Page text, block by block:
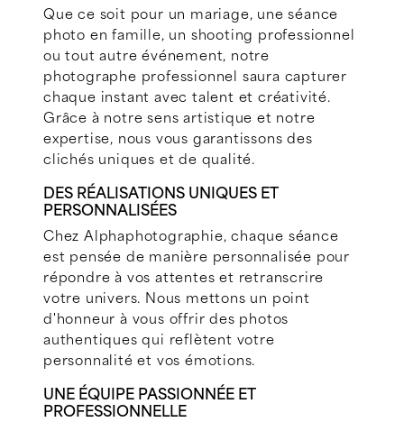
Que ce soit pour un mariage, une séance
photo en famille, un shooting professionnel
ou tout autre événement, notre
photographe professionnel saura capturer
chaque instant avec talent et créativité.
Grâce à notre sens artistique et notre
expertise, nous vous garantissons des
clichés uniques et de qualité.
DES RÉALISATIONS UNIQUES ET
PERSONNALISÉES
Chez Alphaphotographie, chaque séance
est pensée de manière personnalisée pour
répondre à vos attentes et retranscrire
votre univers. Nous mettons un point
d'honneur à vous offrir des photos
authentiques qui reflètent votre
personnalité et vos émotions.
UNE ÉQUIPE PASSIONNÉE ET
PROFESSIONNELLE